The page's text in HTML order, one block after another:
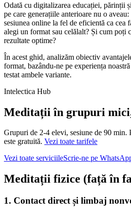
Odată cu digitalizarea educației, părinții
pe care generațiile anterioare nu o
sesiunea online la fel de eficientă ca cea
alegi un format sau celălalt? Și cum poți
rezultate optime?
În acest ghid, analizăm obiectiv
format, bazându-ne pe experiența
testat ambele variante.
Intelectica Hub
Meditații în grupuri
Grupuri de 2‑4 elevi, sesiune de 90 min.
este gratuită. Vezi toate tarifele
Vezi toate serviciileScrie-ne pe
Meditații fizice (față în
1. Contact direct și limbaj